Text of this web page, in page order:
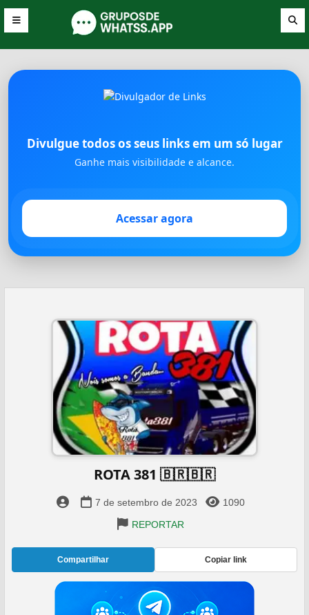
Divulgue todos os seus links em um só lugar
Ganhe mais visibilidade e alcance.
Acessar agora
ROTA 381 🇧🇷🇧🇷
7 de setembro de 2023
1090
REPORTAR
Compartilhar Copiar link